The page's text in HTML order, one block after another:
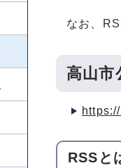
なお、
高山市
RSSと